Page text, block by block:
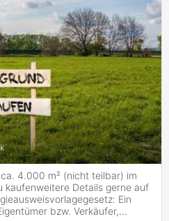
4.000 m² (nicht teilbar) im
kaufenweitere Details gerne auf
Ein
bzw. Verkäufer,...